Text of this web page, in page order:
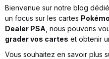
Bienvenue sur notre blog dédié
un focus sur les cartes
Dealer PSA , nous pouvons
grader vos cartes et obtenir
Vous souhaitez en savoir plus